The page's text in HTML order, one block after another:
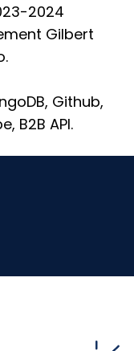
2024
Gilbert
Github,
B2B API.